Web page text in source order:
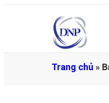
Trang chủ »